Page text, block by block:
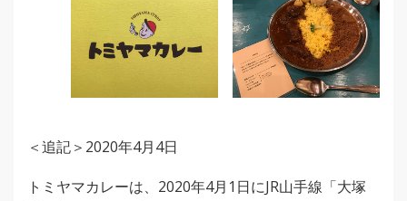
＜追記＞2020年4月4日
トミヤマカレーは、2020年4月1日にJR山手線「大塚